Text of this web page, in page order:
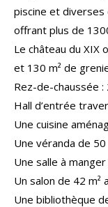
piscine et diverses
offrant plus de
Le château du XIX
et 130 m² de
Rez-de-chaussée :
Hall d’entrée
Une cuisine
Une véranda de 50
Une salle à
Un salon de 42 m²
Une bibliothèque